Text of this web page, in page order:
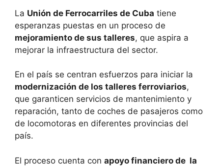
La Unión de Ferrocarriles de Cuba tiene
esperanzas puestas en un proceso de
mejoramiento de sus talleres, que aspira a
mejorar la infraestructura del sector.
En el país se centran esfuerzos para iniciar la
modernización de los talleres ferroviarios,
que garanticen servicios de mantenimiento y
reparación, tanto de coches de pasajeros como
de locomotoras en diferentes provincias del
país.
El proceso cuenta con apoyo financiero de la